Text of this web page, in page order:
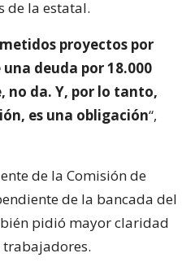
de la estatal.
proyectos por
deuda por 18.000
no da. Y, por lo tanto,
es una obligación“,
de la Comisión de
de la bancada del
pidió mayor claridad